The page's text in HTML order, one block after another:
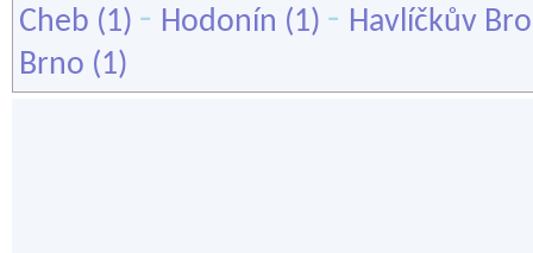
Cheb (1) - Hodonín (1) - Havlíčkův
Brno (1)